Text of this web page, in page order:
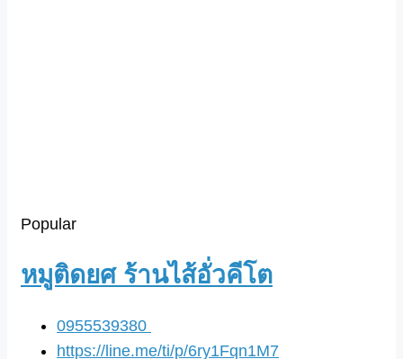
Popular
หมูติดยศ ร้านไส้อั่วคีโต
0955539380
https://line.me/ti/p/6ry1Fqn1M7